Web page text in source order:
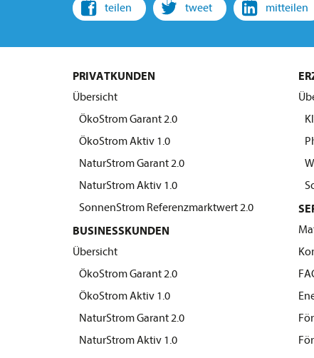
teilen tweet mitteilen
PRIVATKUNDEN
Übersicht
ÖkoStrom Garant 2.0
ÖkoStrom Aktiv 1.0
NaturStrom Garant 2.0
NaturStrom Aktiv 1.0
SonnenStrom Referenzmarktwert 2.0
BUSINESSKUNDEN
Übersicht
ÖkoStrom Garant 2.0
ÖkoStrom Aktiv 1.0
NaturStrom Garant 2.0
NaturStrom Aktiv 1.0